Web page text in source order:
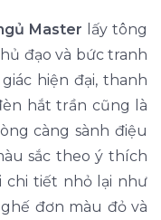
Master lấy tông
đạo và bức tranh
hiện đại, thanh
hắt trần cũng là
càng sành điệu
sắc theo ý thích
chi tiết nhỏ lại như
đơn màu đỏ và